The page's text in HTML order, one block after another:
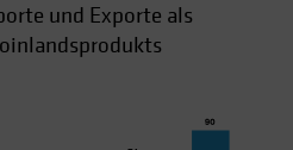
und Exporte als